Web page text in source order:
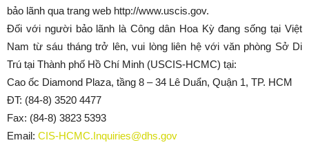
bảo lãnh qua trang web http://www.uscis.gov.
Đối với người bảo lãnh là Công dân Hoa Kỳ đang sống tại Việt
Nam từ sáu tháng trở lên, vui lòng liên hệ với văn phòng Sở Di
Trú tại Thành phố Hồ Chí Minh (USCIS-HCMC) tại:
Cao ốc Diamond Plaza, tầng 8 – 34 Lê Duẩn, Quận 1, TP. HCM
ĐT: (84-8) 3520 4477
Fax: (84-8) 3823 5393
Email: CIS-HCMC.Inquiries@dhs.gov